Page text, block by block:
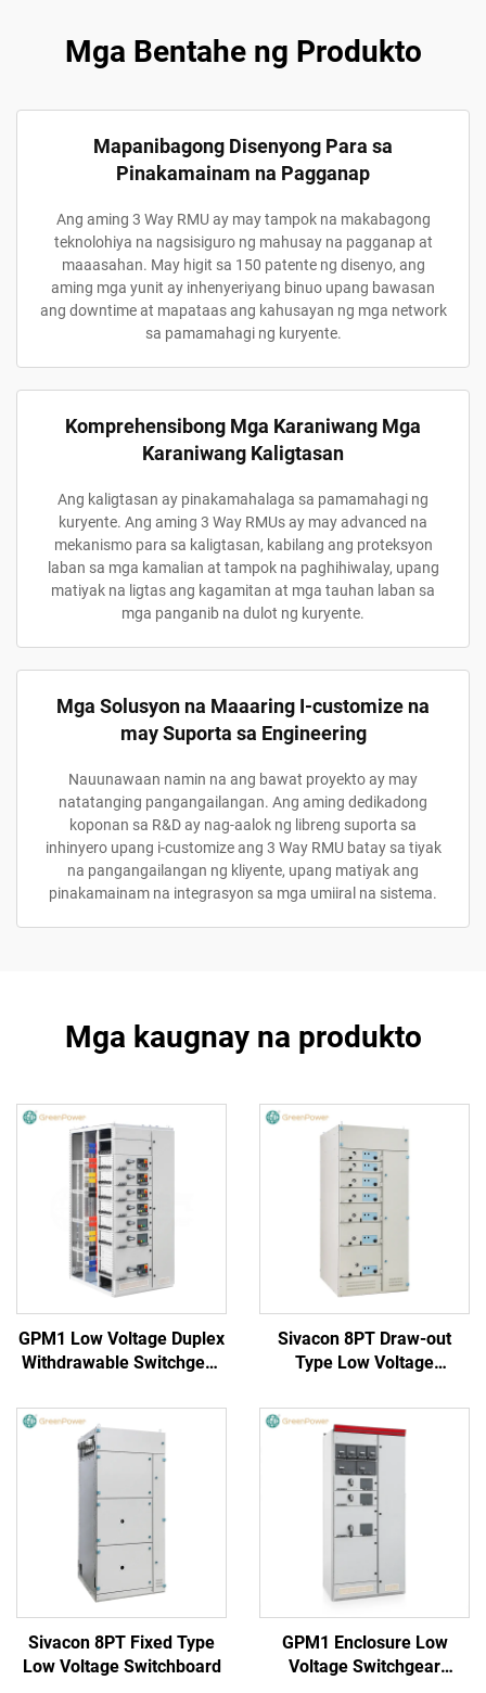
Mga Bentahe ng Produkto
Mapanibagong Disenyong Para sa
Pinakamainam na Pagganap
Ang aming 3 Way RMU ay may tampok na makabagong
teknolohiya na nagsisiguro ng mahusay na pagganap at
maaasahan. May higit sa 150 patente ng disenyo, ang
aming mga yunit ay inhenyeriyang binuo upang bawasan
ang downtime at mapataas ang kahusayan ng mga network
sa pamamahagi ng kuryente.
Komprehensibong Mga Karaniwang Mga
Karaniwang Kaligtasan
Ang kaligtasan ay pinakamahalaga sa pamamahagi ng
kuryente. Ang aming 3 Way RMUs ay may advanced na
mekanismo para sa kaligtasan, kabilang ang proteksyon
laban sa mga kamalian at tampok na paghihiwalay, upang
matiyak na ligtas ang kagamitan at mga tauhan laban sa
mga panganib na dulot ng kuryente.
Mga Solusyon na Maaaring I-customize na
may Suporta sa Engineering
Nauunawaan namin na ang bawat proyekto ay may
natatanging pangangailangan. Ang aming dedikadong
koponan sa R&D ay nag-aalok ng libreng suporta sa
inhinyero upang i-customize ang 3 Way RMU batay sa tiyak
na pangangailangan ng kliyente, upang matiyak ang
pinakamainam na integrasyon sa mga umiiral na sistema.
Mga kaugnay na produkto
GPM1 Low Voltage Duplex
Withdrawable Switchgear
Sivacon 8PT Draw-out
Type Low Voltage
Sivacon 8PT Fixed Type
Low Voltage Switchboard
GPM1 Enclosure Low
Voltage Switchgear